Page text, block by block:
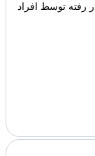
رفته توسط افراد